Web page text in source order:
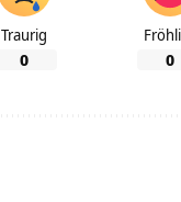
Traurig
0 0